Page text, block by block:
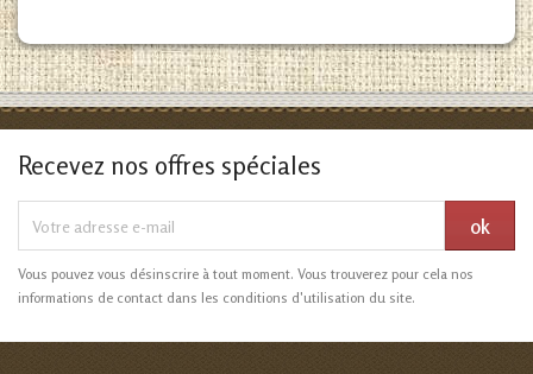
Recevez nos offres spéciales
Vous pouvez vous désinscrire à tout moment. Vous trouverez pour cela nos
informations de contact dans les conditions d'utilisation du site.